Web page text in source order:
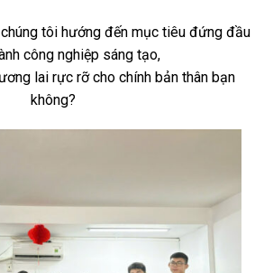
tôi hướng đến mục tiêu đứng đầu
công nghiệp sáng tạo,
lai rực rỡ cho chính bản thân bạn
không?